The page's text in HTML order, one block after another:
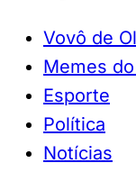
Vovô de
Memes
Esporte
Política
Notícias